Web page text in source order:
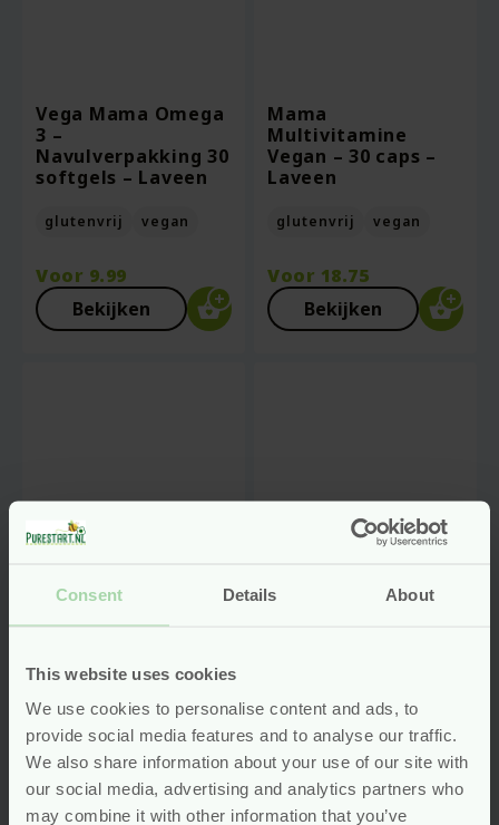
Consent Details About
This website uses cookies
We use cookies to personalise content and ads, to
provide social media features and to analyse our traffic.
We also share information about your use of our site with
our social media, advertising and analytics partners who
may combine it with other information that you’ve
Vega Mama Omega
3 –
Navulverpakking 30
softgels – Laveen
glutenvrij vegan
Voor 9.99
Bekijken
Mama
Multivitamine
Vegan – 30 caps –
Laveen
glutenvrij vegan
Voor 18.75
Bekijken
Mama
Multivitamine
Vegan –
Navulverpakking 30
capsules – Laveen
Meer-in-1 Kind
Multivitamine – 60
tabletten –
Vitortho
glutenvrij vegan